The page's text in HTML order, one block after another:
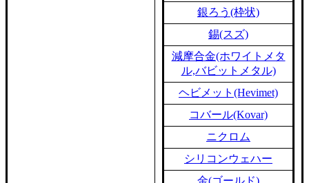
銀ろう(枠状)
錫(スズ)
減摩合金(ホワイトメタ
ル,バビットメタル)
ヘビメット(Hevimet)
コバール(Kovar)
ニクロム
シリコンウェハー
金(ゴールド)